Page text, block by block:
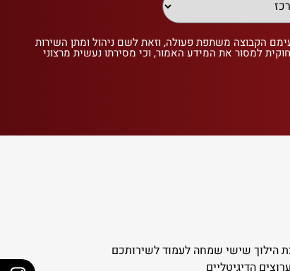
הקבוצה משתפת פעולה, וזאת לשם ניהול ומתן השירות
למסור את המידע האמור, וכי מסירתו נעשית מרצוני
הילוך שישי שמחה לעמוד לשירותכם